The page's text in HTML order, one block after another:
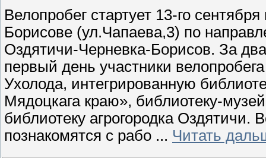
Велопробег стартует 13-го
Борисове (ул.Чапаева,3) по
Оздятичи-Черневка-Борисов. За
первый день участники
Ухолода, интегрированную
Мядоцкага краю», библиотеку-
библиотеку агрогородка Оздятичи.
познакомятся с рабо ... Читать